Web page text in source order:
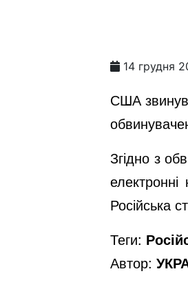
14 грудня
США
Згідно з
Російська
Теги:
Автор: